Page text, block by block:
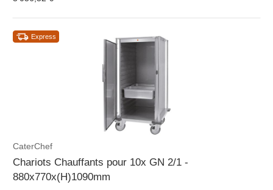
Express
CaterChef
Chariots Chauffants pour 10x GN 2/1 -
880x770x(H)1090mm